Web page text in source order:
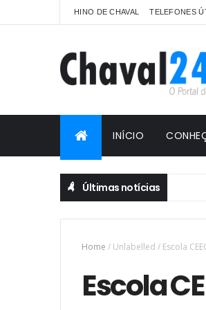
HINO DE CHAVAL TELEFONES
INÍCIO
Últimas notícias
Home / Unlabelled / Escola
Escola